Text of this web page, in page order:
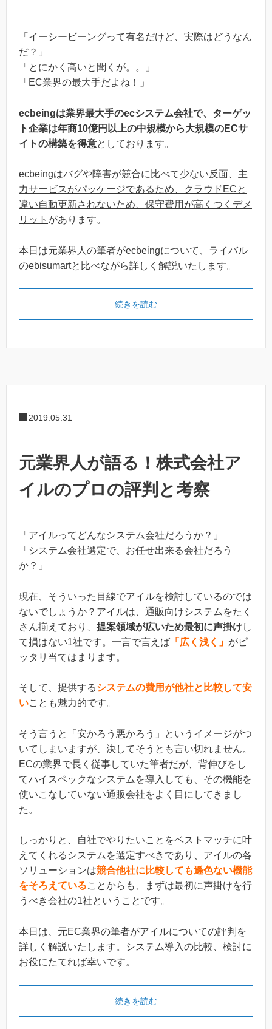
「イーシービーングって有名だけど、実際はどうなん
だ？」
「とにかく高いと聞くが。。」
「EC業界の最大手だよね！」
ecbeingは業界最大手のecシステム会社で、ターゲッ
ト企業は年商10億円以上の中規模から大規模のECサ
イトの構築を得意としております。
ecbeingはバグや障害が競合に比べて少ない反面、主
力サービスがパッケージであるため、クラウドECと
違い自動更新されないため、保守費用が高くつくデメ
リット があります。
本日は元業界人の筆者がecbeingについて、ライバル
のebisumartと比べながら詳しく解説いたします。
続きを読む
2019.05.31
元業界人が語る！株式会社ア
イルのプロの評判と考察
「アイルってどんなシステム会社だろうか？」
「システム会社選定で、お任せ出来る会社だろう
か？」
現在、そういった目線でアイルを検討しているのでは
ないでしょうか？アイルは、通販向けシステムをたく
さん揃えており、 提案領域が広いため最初に声掛けし
て損はない1社です。一言で言えば 「広く浅く」 がピ
ッタリ当てはまります。
そして、提供するシステムの費用が他社と比較して安
いことも魅力的です。
そう言うと「安かろう悪かろう」というイメージがつ
いてしまいますが、決してそうとも言い切れません。
ECの業界で長く従事していた筆者だが、背伸びをし
てハイスペックなシステムを導入しても、その機能を
使いこなしていない通販会社をよく目にしてきまし
た。
しっかりと、自社でやりたいことをベストマッチに叶
えてくれるシステムを選定すべきであり、アイルの各
ソリューションは競合他社に比較しても遜色ない機能
をそろえていることからも、まずは最初に声掛けを行
うべき会社の1社ということです。
本日は、元EC業界の筆者がアイルについての評判を
詳しく解説いたします。システム導入の比較、検討に
お役にたてれば幸いです。
続きを読む